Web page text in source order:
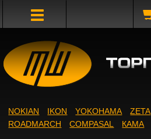
NOKIAN IKON YOKOHAMA ZETA
ROADMARCH
COMPASAL КАМА